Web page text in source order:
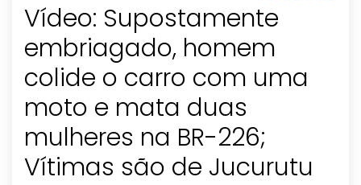
Vídeo: Supostamente
embriagado, homem
colide o carro com uma
moto e mata duas
mulheres na BR-226;
Vítimas são de Jucurutu